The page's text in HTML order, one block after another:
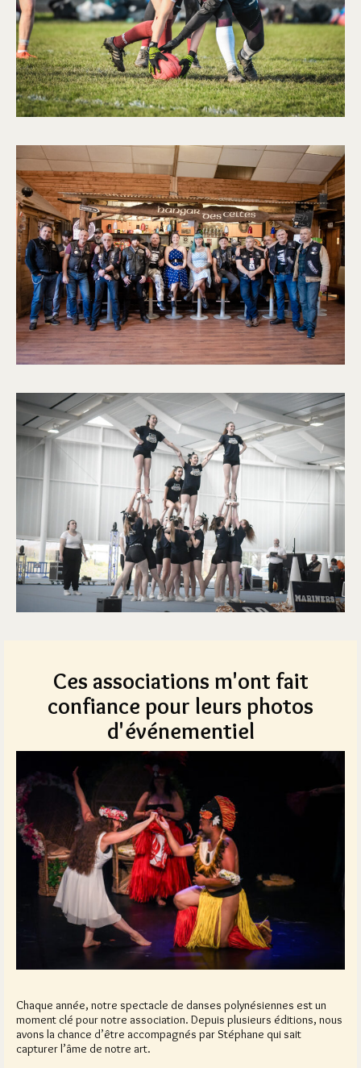
Ces associations m'ont fait
confiance pour leurs photos
d'événementiel
Chaque année, notre spectacle de danses polynésiennes est un
moment clé pour notre association. Depuis plusieurs éditions, nous
avons la chance d’être accompagnés par Stéphane qui sait
capturer l’âme de notre art.